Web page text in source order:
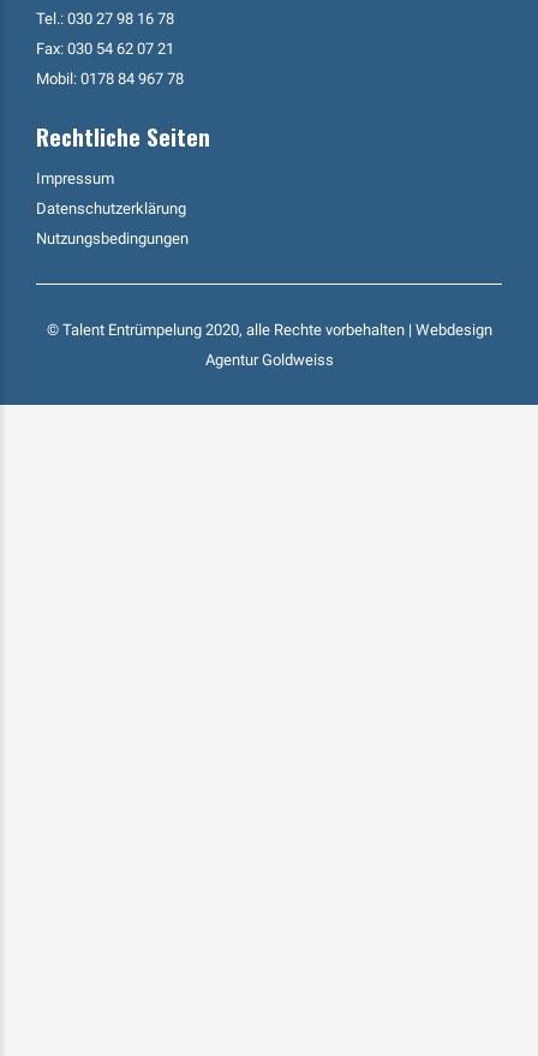
Tel.: 030 27 98 16 78
Fax: 030 54 62 07 21
Mobil: 0178 84 967 78
Rechtliche Seiten
Impressum
Datenschutzerklärung
Nutzungsbedingungen
© Talent Entrümpelung 2020, alle Rechte vorbehalten | Webdesign
Agentur Goldweiss